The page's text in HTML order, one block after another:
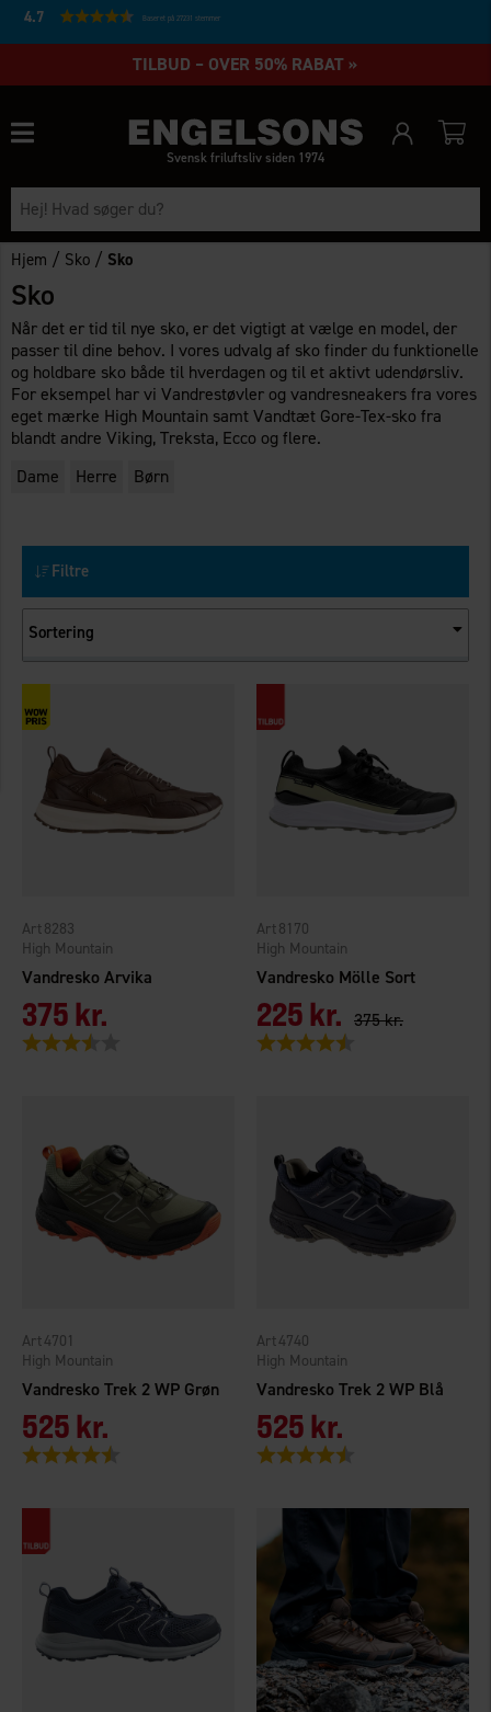
4.7 Baseret på 27231 stemmer
TILBUD – OVER 50% RABAT »
Svensk friluftsliv siden 1974
Hjem / Sko / Sko
Sko
Når det er tid til nye sko, er det vigtigt at vælge en model, der
passer til dine behov. I vores udvalg af sko finder du funktionelle
og holdbare sko både til hverdagen og til et aktivt udendørsliv.
For eksempel har vi Vandrestøvler og vandresneakers fra vores
eget mærke High Mountain samt Vandtæt Gore-Tex-sko fra
blandt andre Viking, Treksta, Ecco og flere.
Dame
Herre Børn
Filtre
Sortering
Vandresko Arvika
High Mountain
8283
375 kr.
Vurdering:
Vandresko Mölle Sort
High Mountain
8170
225 kr. 375 kr.
Vurdering:
Vandresko Trek 2 WP Grøn
High Mountain
4701
525 kr.
Vurdering:
Vandresko Trek 2 WP Blå
High Mountain
4740
525 kr.
Vurdering: